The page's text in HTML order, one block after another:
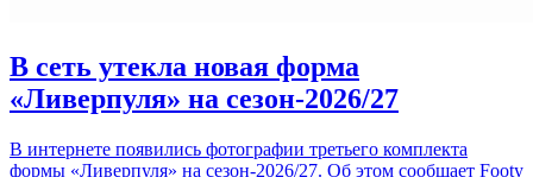
В сеть утекла новая форма
«Ливерпуля» на сезон-2026/27
В интернете появились фотографии третьего комплекта
формы «Ливерпуля» на сезон-2026/27. Об этом сообщает Footy